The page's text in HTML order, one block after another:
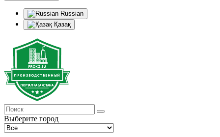
Russian
Қазақ
Выберите город